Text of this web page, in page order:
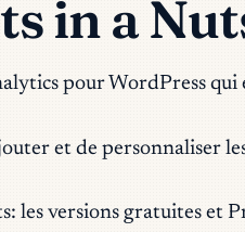
in a
pour WordPress qui
et de personnaliser
les versions gratuites et